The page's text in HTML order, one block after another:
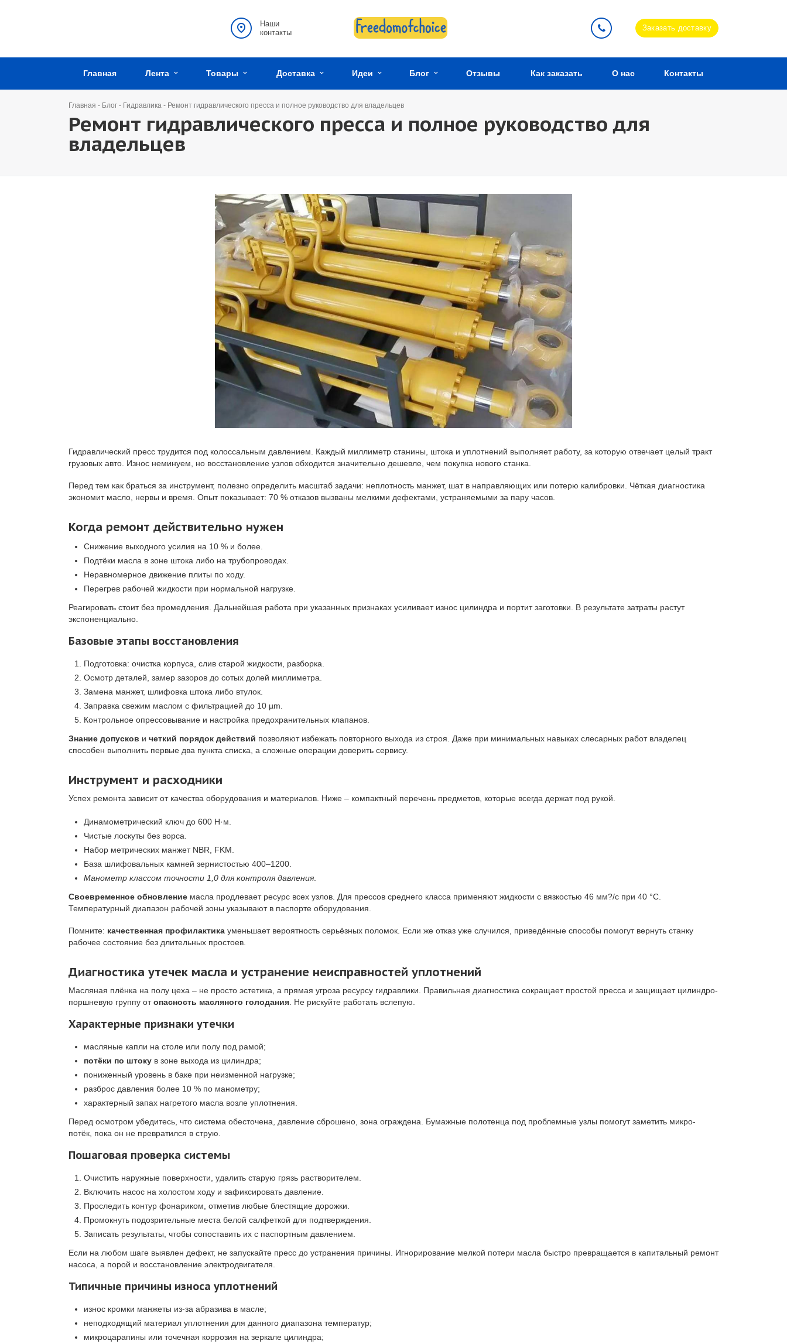
Наши
контакты
Заказать доставку
Главная Лента Товары Доставка Идеи Блог Отзывы Как заказать О нас Контакты
Главная - Блог - Гидравлика - Ремонт гидравлического пресса и полное руководство для владельцев
Ремонт гидравлического пресса и полное руководство для
владельцев
Гидравлический пресс трудится под колоссальным давлением. Каждый миллиметр станины, штока и уплотнений выполняет работу, за которую отвечает целый тракт
грузовых авто. Износ неминуем, но восстановление узлов обходится значительно дешевле, чем покупка нового станка.
Перед тем как браться за инструмент, полезно определить масштаб задачи: неплотность манжет, шат в направляющих или потерю калибровки. Чёткая диагностика
экономит масло, нервы и время. Опыт показывает: 70 % отказов вызваны мелкими дефектами, устраняемыми за пару часов.
Когда ремонт действительно нужен
Снижение выходного усилия на 10 % и более.
Подтёки масла в зоне штока либо на трубопроводах.
Неравномерное движение плиты по ходу.
Перегрев рабочей жидкости при нормальной нагрузке.
Реагировать стоит без промедления. Дальнейшая работа при указан­ных признаках усиливает износ цилиндра и портит заготовки. В результате затраты растут
экспоненциально.
Базовые этапы восстановления
Подготовка: очистка корпуса, слив старой жидкости, разборка.
Осмотр деталей, замер зазоров до сотых долей миллиметра.
Замена манжет, шлифовка штока либо втулок.
Заправка свежим маслом c фильтрацией до 10 µm.
Контрольное опрессовывание и настройка предохранительных клапанов.
Знание допусков и четкий порядок действий позволяют избежать повторного выхода из строя. Даже при минимальных навыках слесарных работ владелец
способен выполнить первые два пункта списка, а сложные операции доверить сервису.
Инструмент и расходники
Успех ремонта зависит от качества оборудования и материалов. Ниже – компактный перечень предметов, которые всегда держат под рукой.
Динамометрический ключ до 600 Н·м.
Чистые лоскуты без ворса.
Набор метрических манжет NBR, FKM.
База шлифовальных камней зернистостью 400–1200.
Манометр классом точности 1,0 для контроля давления
Своевременное обновление масла продлевает ресурс всех узлов. Для прессов среднего класса применяют жидкости с вязкостью 46 мм?/с при 40 °C.
Температурный диапазон рабочей зоны указывают в паспорте оборудования.
Помните: качественная профилактика уменьшает вероятность серьёзных поломок. Если же отказ уже случился, приведённые способы помогут вернуть станку
рабочее состояние без длительных простоев.
Диагностика утечек масла и устранение неисправностей уплотнений
Масляная плёнка на полу цеха – не просто эстетика, а прямая угроза ресурсу гидравлики. Правильная диагностика сокращает простой пресса и защищает цилиндро-
поршневую группу отопасность масляного голодания . Не рискуйте работать вслепую.
Характерные признаки утечки
масляные капли на столе или полу под рамой;
потёки по штоку в зоне выхода из цилиндра;
пониженный уровень в баке при неизменной нагрузке;
разброс давления более 10 % по манометру;
характерный запах нагретого масла возле уплотнения.
Перед осмотром убедитесь, что система обесточена, давление сброшено, зона ограждена. Бумажные полотенца под проблемные узлы помогут заметить микро-
потёк, пока он не превратился в струю.
Пошаговая проверка системы
Очистить наружные поверхности, удалить старую грязь растворителем.
Включить насос на холостом ходу и зафиксировать давление.
Проследить контур фонариком, отметив любые блестящие дорожки.
Промокнуть подозрительные места белой салфеткой для подтверждения.
Записать результаты, чтобы сопоставить их с паспортным давлением.
Если на любом шаге выявлен дефект, не запускайте пресс до устранения причины. Игнорирование мелкой потери масла быстро превращается в капитальный ремонт
насоса, а порой и восстановление электродвигателя.
Типичные причины износа уплотнений
износ кромки манжеты из-за абразива в масле;
неподходящий материал уплотнения для данного диапазона температур;
микроцарапины или точечная коррозия на зеркале цилиндра;